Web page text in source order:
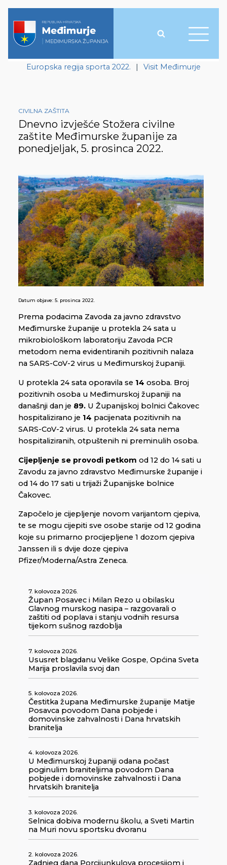
Europska regija sporta 2022. | Visit Međimurje
CIVILNA ZAŠTITA
Dnevno izvješće Stožera civilne
zaštite Međimurske županije za
ponedjeljak, 5. prosinca 2022.
Datum objave: 5. prosinca 2022.
Prema podacima Zavoda za javno zdravstvo
Međimurske županije u protekla 24 sata u
mikrobiološkom laboratoriju Zavoda PCR
metodom nema evidentiranih pozitivnih nalaza
na SARS-CoV-2 virus u Međimurskoj županiji.
U protekla 24 sata oporavila se 14 osoba. Broj
pozitivnih osoba u Međimurskoj županiji na
današnji dan je 89. U Županijskoj bolnici Čakovec
hospitalizirano je 14 pacijenata pozitivnih na
SARS-CoV-2 virus. U protekla 24 sata nema
hospitaliziranih, otpuštenih ni preminulih osoba.
Cijepljenje se provodi petkom od 12 do 14 sati u
Zavodu za javno zdravstvo Međimurske županije i
od 14 do 17 sati u trijaži Županijske bolnice
Čakovec.
Započelo je cijepljenje novom varijantom cjepiva,
te se mogu cijepiti sve osobe starije od 12 godina
koje su primarno procijepljene 1 dozom cjepiva
Janssen ili s dvije doze cjepiva
Pfizer/Moderna/Astra Zeneca.
7. kolovoza 2026.
Župan Posavec i Milan Rezo u obilasku
Glavnog murskog nasipa – razgovarali o
zaštiti od poplava i stanju vodnih resursa
tijekom sušnog razdoblja
7. kolovoza 2026.
Ususret blagdanu Velike Gospe, Općina Sveta
Marija proslavila svoj dan
5. kolovoza 2026.
Čestitka župana Međimurske županije Matije
Posavca povodom Dana pobjede i
domovinske zahvalnosti i Dana hrvatskih
branitelja
4. kolovoza 2026.
U Međimurskoj županiji odana počast
poginulim braniteljima povodom Dana
pobjede i domovinske zahvalnosti i Dana
hrvatskih branitelja
3. kolovoza 2026.
Selnica dobiva modernu školu, a Sveti Martin
na Muri novu sportsku dvoranu
2. kolovoza 2026.
Zadnjeg dana Porcijunkulova procesijom i